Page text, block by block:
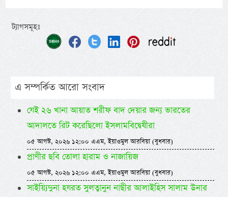
ট্যাগসমূহঃ
এ সম্পর্কিত আরো সংবাদ
যেই ২৬ খানা আয়াত শরীফ বাদ দেয়ার জন্য ভারতের
আদালতে রিট করেছিলো ইসলামবিদ্বেষীরা
০৫ আগস্ট, ২০২৬ ১২:০০ এএম, ইয়াওমুল আরবিয়া (বুধবার)
প্রাণীর ছবি তোলা হারাম ও নাজায়িজ
০৫ আগস্ট, ২০২৬ ১২:০০ এএম, ইয়াওমুল আরবিয়া (বুধবার)
সাইয়্যিদুনা হযরত সুলত্বানুন নাছীর আলাইহিস সালাম উনার